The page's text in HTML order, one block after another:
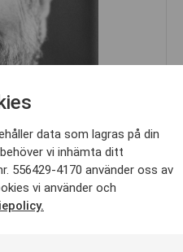
kanske
data som lagras på din
vi inhämta ditt
556429-4170 använder oss av
vi använder och